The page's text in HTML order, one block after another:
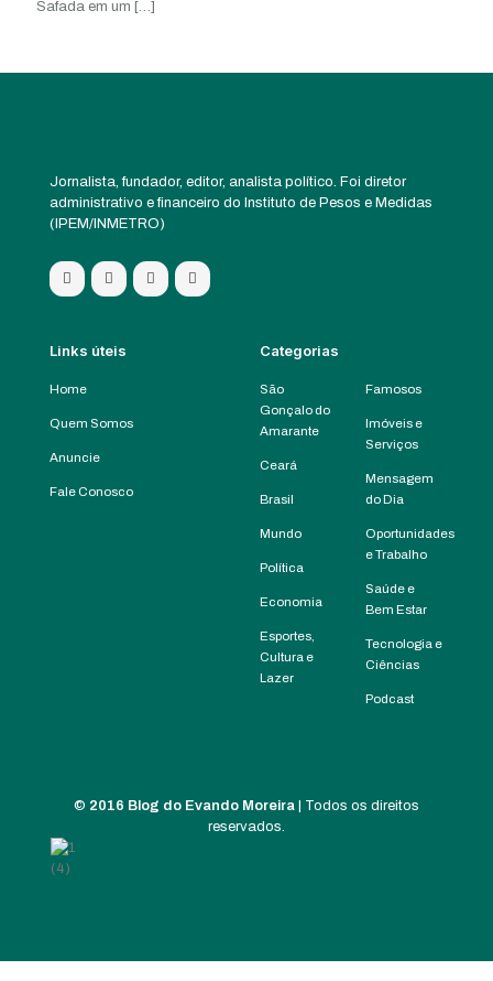
Safada em um […]
Jornalista, fundador, editor, analista político. Foi diretor
administrativo e financeiro do Instituto de Pesos e Medidas
(IPEM/INMETRO)
Links úteis
Home
Quem Somos
Anuncie
Fale Conosco
Categorias
São
Gonçalo do
Amarante
Ceará
Brasil
Mundo
Política
Economia
Esportes,
Cultura e
Lazer
Famosos
Imóveis e
Serviços
Mensagem
do Dia
Oportunidades
e Trabalho
Saúde e
Bem Estar
Tecnologia e
Ciências
Podcast
© 2016 Blog do Evando Moreira | Todos os direitos
reservados.